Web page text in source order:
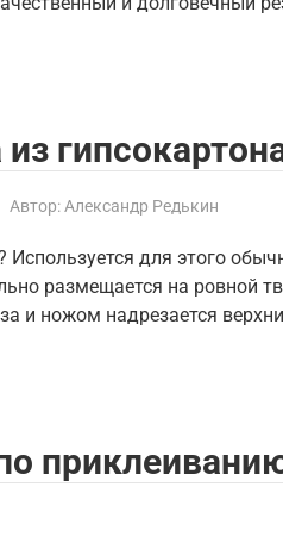
Автор: Александр Редькин
Используется для этого
размещается на ровной
и ножом надрезается